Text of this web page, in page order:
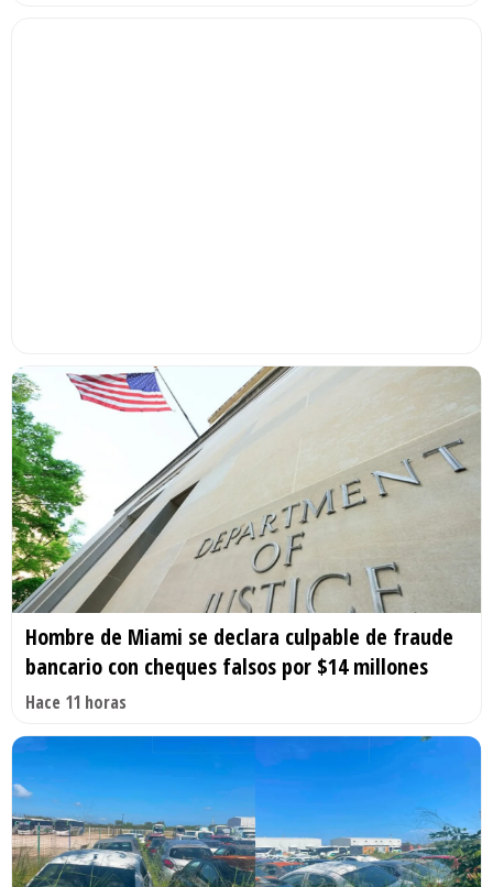
Hombre de Miami se declara culpable de fraude
bancario con cheques falsos por $14 millones
Hace 11 horas